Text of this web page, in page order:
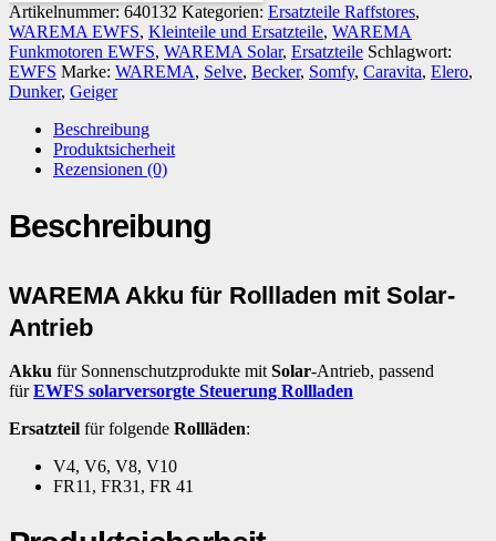
Artikelnummer:640132 Kategorien: Ersatzteile Raffstores,
WAREMA EWFS, Kleinteile und Ersatzteile, WAREMA
Funkmotoren EWFS, WAREMA Solar, Ersatzteile Schlagwort:
EWFS Marke: WAREMA, Selve, Becker, Somfy, Caravita, Elero,
Dunker, Geiger
Beschreibung
Produktsicherheit
Rezensionen (0)
Beschreibung
WAREMA Akku für Rollladen mit Solar-
Antrieb
Akku für Sonnenschutzprodukte mit Solar-Antrieb, passend
fürEWFS solarversorgte Steuerung Rollladen
Ersatzteil für folgende Rollläden:
V4, V6, V8, V10
FR11, FR31, FR 41